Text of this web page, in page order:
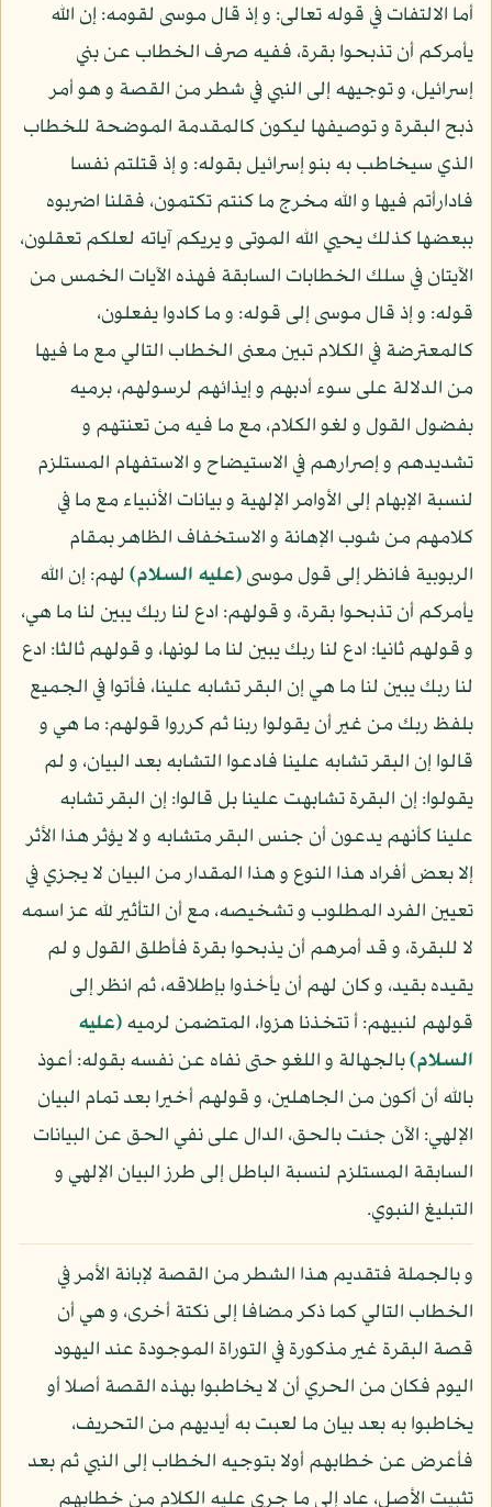
أما الالتفات في قوله تعالى: و إذ قال موسى لقومه: إن الله
يأمركم أن تذبحوا بقرة، ففيه صرف الخطاب عن بني
إسرائيل، و توجيهه إلى النبي في شطر من القصة و هو أمر
ذبح البقرة و توصيفها ليكون كالمقدمة الموضحة للخطاب
الذي سيخاطب به بنو إسرائيل بقوله: و إذ قتلتم نفسا
فادارأتم فيها و الله مخرج ما كنتم تكتمون، فقلنا اضربوه
ببعضها كذلك يحيي الله الموتى و يريكم آياته لعلكم تعقلون،
الآيتان في سلك الخطابات السابقة فهذه الآيات الخمس من
قوله: و إذ قال موسى إلى قوله: و ما كادوا يفعلون،
كالمعترضة في الكلام تبين معنى الخطاب التالي مع ما فيها
من الدلالة على سوء أدبهم و إيذائهم لرسولهم، برميه
بفضول القول و لغو الكلام، مع ما فيه من تعنتهم و
تشديدهم و إصرارهم في الاستيضاح و الاستفهام المستلزم
لنسبة الإبهام إلى الأوامر الإلهية و بيانات الأنبياء مع ما في
كلامهم من شوب الإهانة و الاستخفاف الظاهر بمقام
الربوبية فانظر إلى قول موسى(عليه السلام)لهم: إن الله
يأمركم أن تذبحوا بقرة، و قولهم: ادع لنا ربك يبين لنا ما هي،
و قولهم ثانيا: ادع لنا ربك يبين لنا ما لونها، و قولهم ثالثا: ادع
لنا ربك يبين لنا ما هي إن البقر تشابه علينا، فأتوا في الجميع
بلفظ ربك من غير أن يقولوا ربنا ثم كرروا قولهم: ما هي و
قالوا إن البقر تشابه علينا فادعوا التشابه بعد البيان، و لم
يقولوا: إن البقرة تشابهت علينا بل قالوا: إن البقر تشابه
علينا كأنهم يدعون أن جنس البقر متشابه و لا يؤثر هذا الأثر
إلا بعض أفراد هذا النوع و هذا المقدار من البيان لا يجزي في
تعيين الفرد المطلوب و تشخيصه، مع أن التأثير لله عز اسمه
لا للبقرة، و قد أمرهم أن يذبحوا بقرة فأطلق القول و لم
يقيده بقيد، و كان لهم أن يأخذوا بإطلاقه، ثم انظر إلى
قولهم لنبيهم: أ تتخذنا هزوا، المتضمن لرميه(عليه
السلام)بالجهالة و اللغو حتى نفاه عن نفسه بقوله: أعوذ
بالله أن أكون من الجاهلين، و قولهم أخيرا بعد تمام البيان
الإلهي: الآن جئت بالحق، الدال على نفي الحق عن البيانات
السابقة المستلزم لنسبة الباطل إلى طرز البيان الإلهي و
التبليغ النبوي.
و بالجملة فتقديم هذا الشطر من القصة لإبانة الأمر في
الخطاب التالي كما ذكر مضافا إلى نكتة أخرى، و هي أن
قصة البقرة غير مذكورة في التوراة الموجودة عند اليهود
اليوم فكان من الحري أن لا يخاطبوا بهذه القصة أصلا أو
يخاطبوا به بعد بيان ما لعبت به أيديهم من التحريف،
فأعرض عن خطابهم أولا بتوجيه الخطاب إلى النبي ثم بعد
تثبيت الأصل، عاد إلى ما جرى عليه الكلام من خطابهم